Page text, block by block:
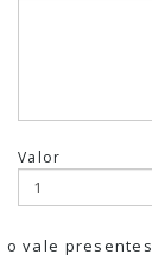
Valor
vale